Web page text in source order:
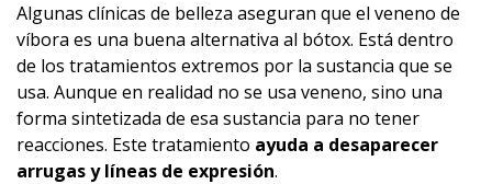
Algunas clínicas de belleza aseguran que el veneno de
víbora es una buena alternativa al bótox. Está dentro
de los tratamientos extremos por la sustancia que se
usa. Aunque en realidad no se usa veneno, sino una
forma sintetizada de esa sustancia para no tener
reacciones. Este tratamiento ayuda a desaparecer
arrugas y líneas de expresión.